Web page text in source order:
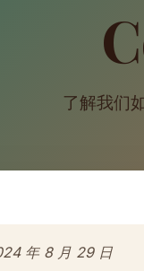
了解我们
年 8 月 29 日